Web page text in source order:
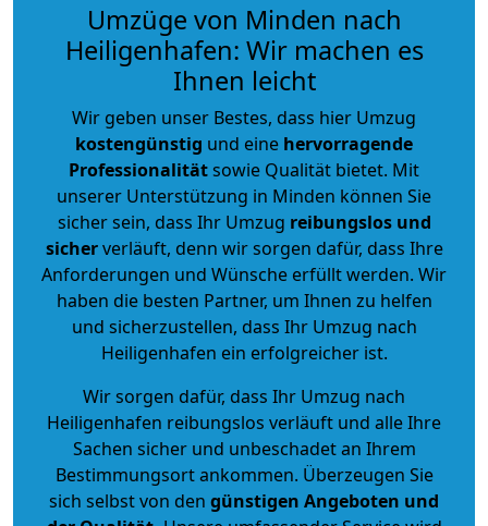
Umzüge von Minden nach
Heiligenhafen: Wir machen es
Ihnen leicht
Wir geben unser Bestes, dass hier Umzug
kostengünstig und eine hervorragende
Professionalitätsowie Qualität bietet. Mit
unserer Unterstützung in Minden können Sie
sicher sein, dass Ihr Umzug reibungslos und
sicherverläuft, denn wir sorgen dafür, dass Ihre
Anforderungen und Wünsche erfüllt werden. Wir
haben die besten Partner, um Ihnen zu helfen
und sicherzustellen, dass Ihr Umzug nach
Heiligenhafen ein erfolgreicher ist.
Wir sorgen dafür, dass Ihr Umzug nach
Heiligenhafen reibungslos verläuft und alle Ihre
Sachen sicher und unbeschadet an Ihrem
Bestimmungsort ankommen. Überzeugen Sie
sich selbst von den günstigen Angeboten und